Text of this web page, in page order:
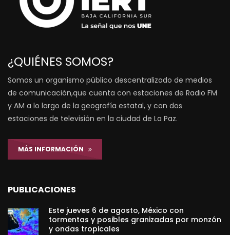
¿QUIÉNES SOMOS?
Somos un organismo público descentralizado de medios
de comunicación,que cuenta con estaciones de Radio FM
y AM a lo largo de la geografía estatal, y con dos
estaciones de televisión en la ciudad de La Paz.
MÁS INFORMACIÓN
PUBLICACIONES
Este jueves 6 de agosto, México con
tormentas y posibles granizadas por monzón
y ondas tropicales